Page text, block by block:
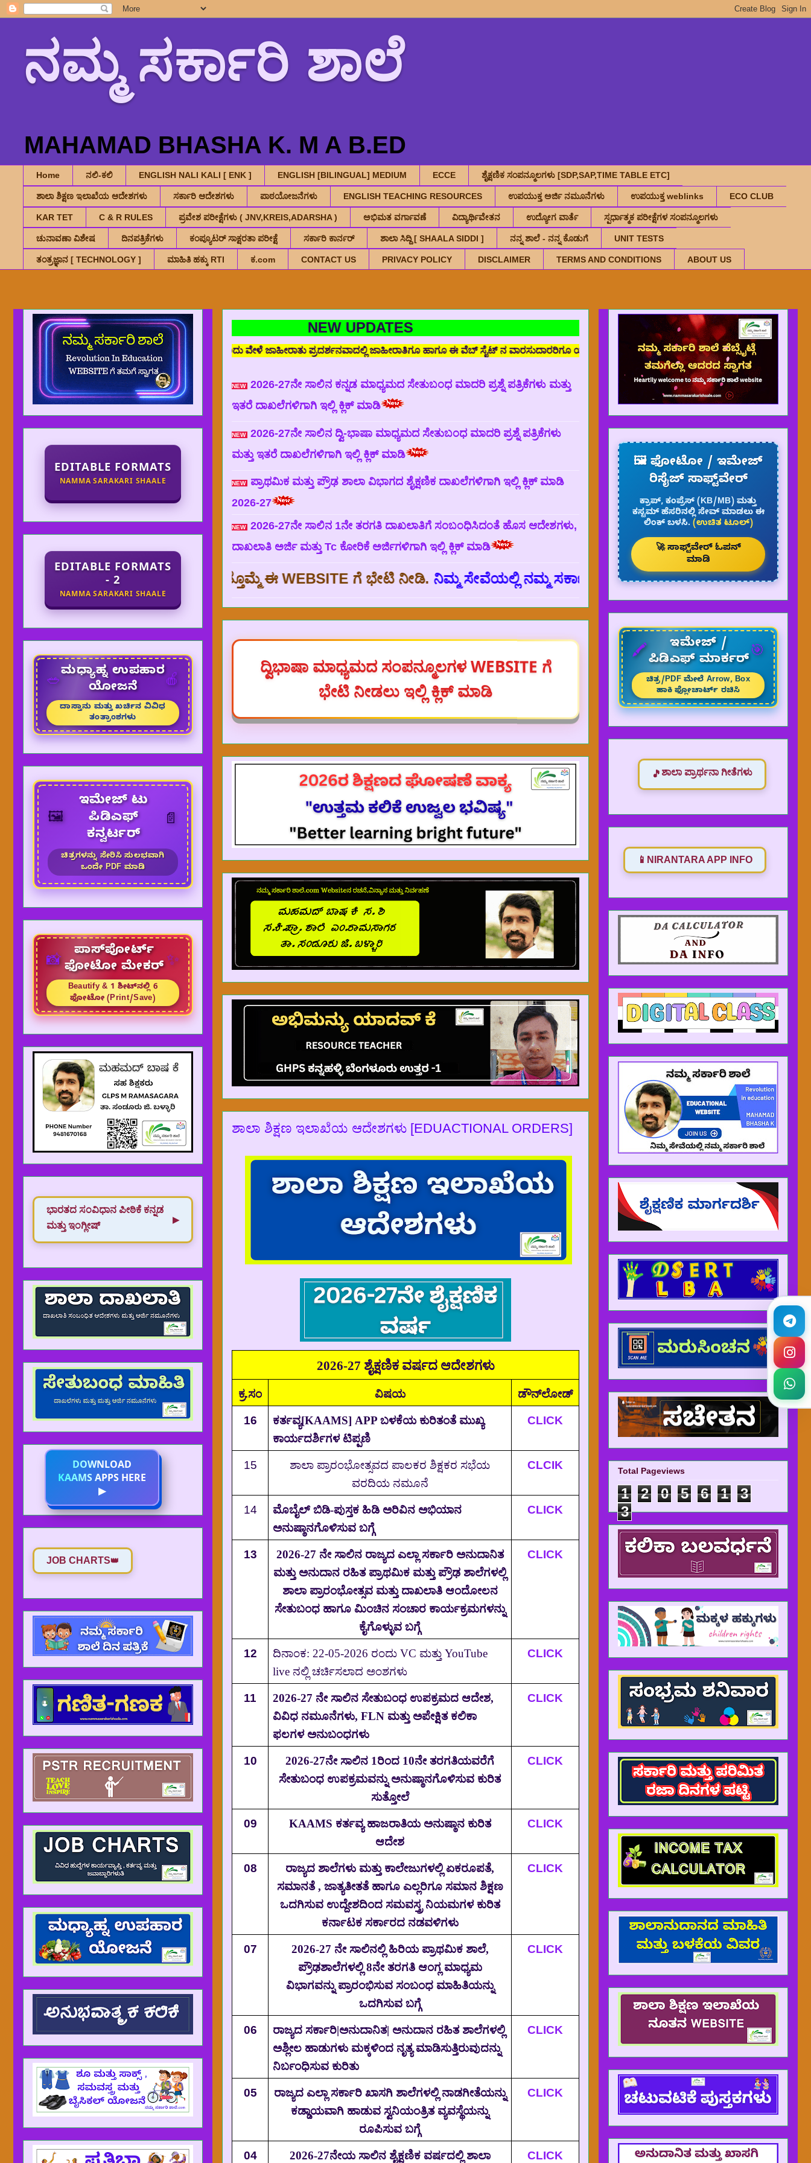
ನಮ್ಮ ಸರ್ಕಾರಿ ಶಾಲೆ
MAHAMAD BHASHA K. M A B.ED
Home ನಲಿ-ಕಲಿ ENGLISH NALI KALI [ ENK ] ENGLISH [BILINGUAL] MEDIUM ECCE ಶೈಕ್ಷಣಿಕ ಸಂಪನ್ಮೂಲಗಳು [SDP,SAP,TIME TABLE ETC]
ಶಾಲಾ ಶಿಕ್ಷಣ ಇಲಾಖೆಯ ಆದೇಶಗಳು ಸರ್ಕಾರಿ ಆದೇಶಗಳು ಪಾಠಯೋಜನೆಗಳು ENGLISH TEACHING RESOURCES ಉಪಯುಕ್ತ ಅರ್ಜಿ ನಮೂನೆಗಳು ಉಪಯುಕ್ತ weblinks ECO CLUB
KAR TET C & R RULES ಪ್ರವೇಶ ಪರೀಕ್ಷೆಗಳು ( JNV,KREIS,ADARSHA ) ಅಭಿಮತ ವರ್ಗಾವಣೆ ವಿದ್ಯಾರ್ಥಿವೇತನ ಉದ್ಯೋಗ ವಾರ್ತೆ ಸ್ಪರ್ಧಾತ್ಮಕ‌ ಪರೀಕ್ಷೆಗಳ‌ ಸಂಪನ್ಮೂಲಗಳು
ಚುನಾವಣಾ ವಿಶೇಷ ದಿನಪತ್ರಿಕೆಗಳು ಕಂಪ್ಯೂಟರ್ ಸಾಕ್ಷರತಾ ಪರೀಕ್ಷೆ ಸರ್ಕಾರಿ ಕಾರ್ನರ್ ಶಾಲಾ ಸಿದ್ದಿ [ SHAALA SIDDI ] ನನ್ನ ಶಾಲೆ - ನನ್ನ ಕೊಡುಗೆ UNIT TESTS
ತಂತ್ರಜ್ಞಾನ [ TECHNOLOGY ] ಮಾಹಿತಿ ಹಕ್ಕು RTI ಕ.com CONTACT US PRIVACY POLICY DISCLAIMER TERMS AND CONDITIONS ABOUT US
NEW UPDATES
ರಹಿತ ವೆಬ್ ಸೈಟ್ ಆಗಿರುತ್ತದೆ. ಒಂದು ವೇಳೆ ಜಾಹೀರಾತು ಪ್ರದರ್ಶನವಾದಲ್ಲಿ ಜಾಹೀರಾತಿಗೂ ಹಾಗೂ ಈ ವೆಬ್ ಸೈಟ್ ನ ವಾರಸುದಾರರಿಗೂ ಯಾವುದೇ ರೀತಿಯ ಸಂಬಂಧವಿರುವುದಿಲ್ಲ. ಈ ವೆಬ್ ಸೈಟ್ ಅನ್ನು ಕೇವಲ ಸೇವಾ
NEW
2026-27ನೇ ಸಾಲಿನ ಕನ್ನಡ ಮಾಧ್ಯಮದ ಸೇತುಬಂಧ ಮಾದರಿ ಪ್ರಶ್ನೆ ಪತ್ರಿಕೆಗಳು ಮತ್ತು
ಇತರೆ ದಾಖಲೆಗಳಿಗಾಗಿ ಇಲ್ಲಿ ಕ್ಲಿಕ್ ಮಾಡಿ
NEW
2026-27ನೇ ಸಾಲಿನ ದ್ವಿ-ಭಾಷಾ‌ ಮಾಧ್ಯಮದ ಸೇತುಬಂಧ ಮಾದರಿ ಪ್ರಶ್ನೆ ಪತ್ರಿಕೆಗಳು
ಮತ್ತು ಇತರೆ ದಾಖಲೆಗಳಿಗಾಗಿ ಇಲ್ಲಿ ಕ್ಲಿಕ್ ಮಾಡಿ
NEW
ಪ್ರಾಥಮಿಕ ಮತ್ತು ಪ್ರೌಢ ಶಾಲಾ ವಿಭಾಗದ ಶೈಕ್ಷಣಿಕ ದಾಖಲೆಗಳಿಗಾಗಿ ಇಲ್ಲಿ ಕ್ಲಿಕ್ ಮಾಡಿ
2026-27
NEW
2026-27ನೇ ಸಾಲಿನ 1ನೇ ತರಗತಿ ದಾಖಲಾತಿಗೆ ಸಂಬಂಧಿಸಿದಂತೆ ಹೊಸ ಆದೇಶಗಳು,
ದಾಖಲಾತಿ ಅರ್ಜಿ‌ ಮತ್ತು Tc ಕೋರಿಕೆ ಅರ್ಜಿಗಳಿಗಾಗಿ ಇಲ್ಲಿ ಕ್ಲಿಕ್ ಮಾಡಿ
ಧನ್ಯವಾದಗಳು, ಮತ್ತೊಮ್ಮೆ ಈ WEBSITE ಗೆ ಭೇಟಿ ನೀಡಿ. ನಿಮ್ಮ ಸೇವೆಯಲ್ಲಿ ನಮ್ಮ ಸರ್ಕಾರಿ ಶಾಲೆ...ವಂದನೆಗಳು.
ದ್ವಿಭಾಷಾ ಮಾಧ್ಯಮದ ಸಂಪನ್ಮೂಲಗಳ WEBSITE ಗೆ
ಭೇಟಿ ನೀಡಲು ಇಲ್ಲಿ ಕ್ಲಿಕ್ ಮಾಡಿ
ಶಾಲಾ ಶಿಕ್ಷಣ ಇಲಾಖೆಯ ಆದೇಶಗಳು [EDUACTIONAL ORDERS]
2026-27 ಶೈಕ್ಷಣಿಕ ವರ್ಷದ ಆದೇಶಗಳು
ಕ್ರ.ಸಂ ವಿಷಯ ಡೌನ್‌ಲೋಡ್
16 ಕರ್ತವ್ಯ[KAAMS] APPಬಳಕೆಯ ಕುರಿತಂತೆ ಮುಖ್ಯ
ಕಾರ್ಯದರ್ಶಿಗಳ ಟಿಪ್ಪಣಿ
CLICK
15
ಶಾಲಾ ಪ್ರಾರಂಭೋತ್ಸವದ ಪಾಲಕರ ಶಿಕ್ಷಕರ ಸಭೆಯ
ವರದಿಯ ನಮೂನೆ
CLCIK
14
ಮೊಬೈಲ್ ಬಿಡಿ-ಪುಸ್ತಕ ಹಿಡಿ ಅರಿವಿನ ಅಭಿಯಾನ
ಅನುಷ್ಠಾನಗೊಳಿಸುವ ಬಗ್ಗೆ
CLICK
13 2026-27 ನೇ ಸಾಲಿನ ರಾಜ್ಯದ ಎಲ್ಲಾ ಸರ್ಕಾರಿ ಅನುದಾನಿತ
ಮತ್ತು ಅನುದಾನ ರಹಿತ ಪ್ರಾಥಮಿಕ ಮತ್ತು ಪ್ರೌಢ ಶಾಲೆಗಳಲ್ಲಿ
ಶಾಲಾ ಪ್ರಾರಂಭೋತ್ಸವ ಮತ್ತು ದಾಖಲಾತಿ ಆಂದೋಲನ
ಸೇತುಬಂಧ ಹಾಗೂ ಮಿಂಚಿನ ಸಂಚಾರ ಕಾರ್ಯಕ್ರಮಗಳನ್ನು
ಕೈಗೊಳ್ಳುವ ಬಗ್ಗೆ
CLICK
12 ದಿನಾಂಕ: 22-05-2026 ರಂದುVC ಮತ್ತುYouTube
live ನಲ್ಲಿ ಚರ್ಚಿಸಲಾದ ಅಂಶಗಳು
CLICK
11 2026-27 ನೇ ಸಾಲಿನ ಸೇತುಬಂಧ ಉಪಕ್ರಮದ ಆದೇಶ,
ವಿವಿಧ ನಮೂನೆಗಳು, FLN ಮತ್ತು ಅಪೇಕ್ಷಿತ ಕಲಿಕಾ
ಫಲಗಳ ಅನುಬಂಧಗಳು
CLICK
10 2026-27ನೇ ಸಾಲಿನ 1ರಿಂದ 10ನೇ ತರಗತಿಯವರೆಗೆ
ಸೇತುಬಂಧ ಉಪಕ್ರಮವನ್ನು ಅನುಷ್ಠಾನಗೊಳಿಸುವ ಕುರಿತ
ಸುತ್ತೋಲೆ
CLICK
09 KAAMS ಕರ್ತವ್ಯ ಹಾಜರಾತಿಯ ಅನುಷ್ಠಾನ ಕುರಿತ
ಆದೇಶ
CLICK
08 ರಾಜ್ಯದ ಶಾಲೆಗಳು ಮತ್ತು ಕಾಲೇಜುಗಳಲ್ಲಿ ಏಕರೂಪತೆ,
ಸಮಾನತೆ, ಜಾತ್ಯತೀತತೆ ಹಾಗೂ ಎಲ್ಲರಿಗೂ ಸಮಾನ ಶಿಕ್ಷಣ
ಒದಗಿಸುವ ಉದ್ದೇಶದಿಂದ ಸಮವಸ್ತ್ರ ನಿಯಮಗಳ ಕುರಿತ
ಕರ್ನಾಟಕ ಸರ್ಕಾರದ ನಡವಳಿಗಳು
CLICK
07 2026-27 ನೇ ಸಾಲಿನಲ್ಲಿ ಹಿರಿಯ ಪ್ರಾಥಮಿಕ ಶಾಲೆ,
ಪ್ರೌಢಶಾಲೆಗಳಲ್ಲಿ 8ನೇ ತರಗತಿ ಆಂಗ್ಲ ಮಾಧ್ಯಮ
ವಿಭಾಗವನ್ನು ಪ್ರಾರಂಭಿಸುವ ಸಂಬಂಧ ಮಾಹಿತಿಯನ್ನು
ಒದಗಿಸುವ ಬಗ್ಗೆ
CLICK
06 ರಾಜ್ಯದ ಸರ್ಕಾರಿ|ಅನುದಾನಿತ| ಅನುದಾನ ರಹಿತ ಶಾಲೆಗಳಲ್ಲಿ
ಅಶ್ಲೀಲ ಹಾಡುಗಳು ಮಕ್ಕಳಿಂದ ನೃತ್ಯ ಮಾಡಿಸುತ್ತಿರುವುದನ್ನು
ನಿರ್ಬಂಧಿಸುವ ಕುರಿತು
CLICK
05
ರಾಜ್ಯದ ಎಲ್ಲಾ ಸರ್ಕಾರಿ ಖಾಸಗಿ ಶಾಲೆಗಳಲ್ಲಿ ನಾಡಗೀತೆಯನ್ನು
ಕಡ್ಡಾಯವಾಗಿ ಹಾಡುವ ಸ್ವನಿಯಂತ್ರಿತ ವ್ಯವಸ್ಥೆಯನ್ನು
ರೂಪಿಸುವ ಬಗ್ಗೆ
CLICK
04 2026-27ನೇಯ ಸಾಲಿನ ಶೈಕ್ಷಣಿಕ ವರ್ಷದಲ್ಲಿ ಶಾಲಾ CLICK
EDITABLE FORMATS
NAMMA SARAKARI SHAALE
EDITABLE FORMATS
- 2
NAMMA SARAKARI SHAALE
🥗ಮಧ್ಯಾಹ್ನ ಉಪಹಾರ
ಯೋಜನೆ
🍎
ದಾಸ್ತಾನು ಮತ್ತು ಖರ್ಚಿನ ವಿವಿಧ
ತಂತ್ರಾಂಶಗಳು
🖼️
ಇಮೇಜ್ ಟು
ಪಿಡಿಎಫ್
ಕನ್ವರ್ಟರ್
📄
ಚಿತ್ರಗಳನ್ನು ಸೇರಿಸಿ ಸುಲಭವಾಗಿ
ಒಂದೇ PDF ಮಾಡಿ
📸
ಪಾಸ್‌ಪೋರ್ಟ್
ಫೋಟೋ ಮೇಕರ್ ✨
Beautify & 1 ಶೀಟ್‌ನಲ್ಲಿ 6
ಫೋಟೋ (Print/Save)
ಭಾರತದ ಸಂವಿಧಾನ‌ ಪೀಠಿಕೆ ಕನ್ನಡ
ಮತ್ತು ಇಂಗ್ಲೀಷ್
▶
DOWNLOAD
KAAMS APPS HERE
▶
JOB CHARTS👑
🖼️ ಫೋಟೋ / ಇಮೇಜ್
ರಿಸೈಜ್ ಸಾಫ್ಟ್‌ವೇರ್
ಕ್ರಾಪ್, ಕಂಪ್ರೆಸ್ (KB/MB) ಮತ್ತು
ಕಸ್ಟಮ್ ಹೆಸರಿನಲ್ಲಿ ಸೇವ್ ಮಾಡಲು ಈ
ಲಿಂಕ್ ಬಳಸಿ. (ಉಚಿತ ಟೂಲ್)
🚀 ಸಾಫ್ಟ್‌ವೇರ್ ಓಪನ್
ಮಾಡಿ
🖍️
ಇಮೇಜ್ /
ಪಿಡಿಎಫ್ ಮಾರ್ಕರ್
🎯
ಚಿತ್ರ/PDF ಮೇಲೆ Arrow, Box
ಹಾಕಿ ಫ್ಲೋಚಾರ್ಟ್ ರಚಿಸಿ
🎵 ಶಾಲಾ ಪ್ರಾರ್ಥನಾ ಗೀತೆಗಳು
📱 NIRANTARA APP INFO
Total Pageviews
1 2 0 5 6 1
3
3